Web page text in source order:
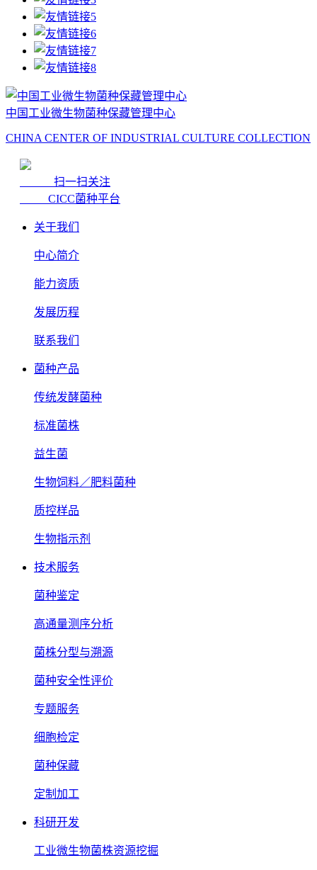
中国工业微生物菌种保藏管理中心
CHINA CENTER OF INDUSTRIAL CULTURE COLLECTION
扫一扫关注
CICC菌种平台
关于我们
中心简介
能力资质
发展历程
联系我们
菌种产品
传统发酵菌种
标准菌株
益生菌
生物饲料／肥料菌种
质控样品
生物指示剂
技术服务
菌种鉴定
高通量测序分析
菌株分型与溯源
菌种安全性评价
专题服务
细胞检定
菌种保藏
定制加工
科研开发
工业微生物菌株资源挖掘